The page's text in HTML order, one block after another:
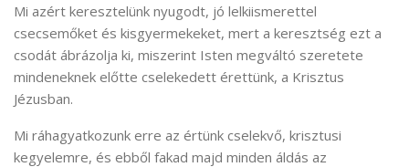
Mi azért keresztelünk nyugodt, jó lelkiismerettel
csecsemőket és kisgyermekeket, mert a keresztség ezt a
csodát ábrázolja ki, miszerint Isten megváltó szeretete
mindeneknek előtte cselekedett érettünk, a Krisztus
Jézusban.
Mi ráhagyatkozunk erre az értünk cselekvő, krisztusi
kegyelemre, és ebből fakad majd minden áldás az